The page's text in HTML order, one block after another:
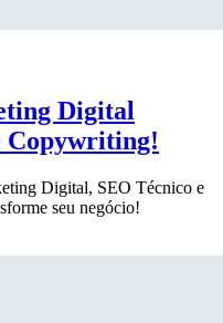
Digital
Copywriting!
Digital, SEO Técnico e
seu negócio!